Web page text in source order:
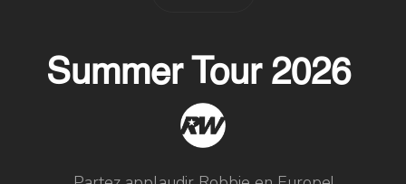
Summer Tour 2026